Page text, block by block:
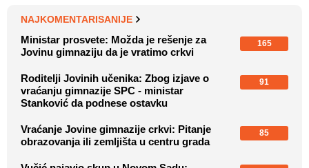
NAJKOMENTARISANIJE
Ministar prosvete: Možda je rešenje za
Jovinu gimnaziju da je vratimo crkvi
165
Roditelji Jovinih učenika: Zbog izjave o
vraćanju gimnazije SPC - ministar
Stanković da podnese ostavku
91
Vraćanje Jovine gimnazije crkvi: Pitanje
obrazovanja ili zemljišta u centru grada
85